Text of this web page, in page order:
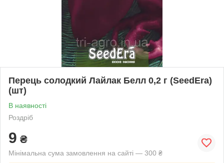
Перець солодкий Лайлак Белл 0,2 г (SeedEra)
(шт)
В наявності
Роздріб
9 ₴
Мінімальна сума замовлення на сайті — 300 ₴